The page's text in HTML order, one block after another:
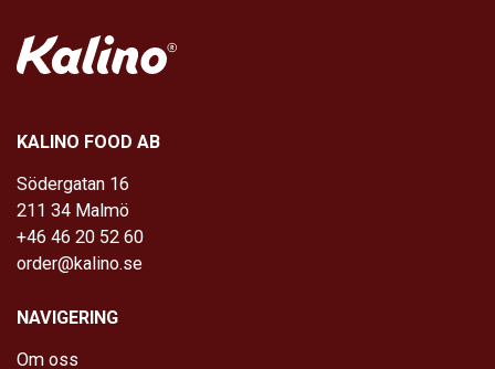
KALINO FOOD AB
Södergatan 16
211 34 Malmö
+46 46 20 52 60
order@kalino.se
NAVIGERING
Om oss